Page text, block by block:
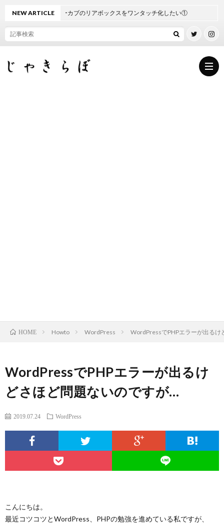
ュ
NEW ARTICLEスーパーカブのリアボックスをワンタッチ化したい①
HOME Howto WordPress WordPressでPHPエラーが出るけ
WordPressでPHPエラーが出るけ
どさほど問題ないのですが…
2019.07.24 WordPress
こんにちは。
最近コツコツとWordPress、PHPの勉強を進めている私ですが、